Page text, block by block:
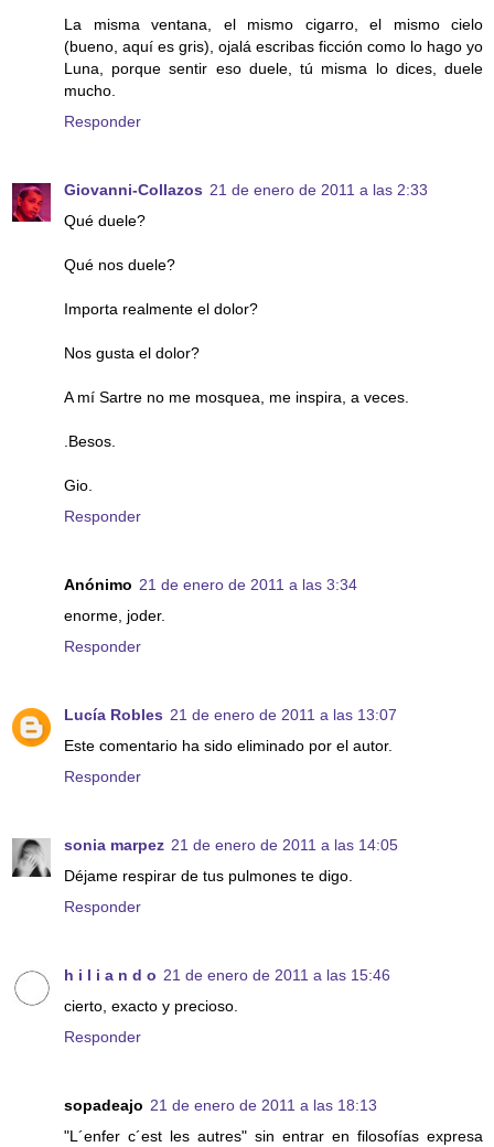
La misma ventana, el mismo cigarro, el mismo cielo
(bueno, aquí es gris), ojalá escribas ficción como lo hago yo
Luna, porque sentir eso duele, tú misma lo dices, duele
mucho.
Responder
Giovanni-Collazos 21 de enero de 2011 a las 2:33
Qué duele?
Qué nos duele?
Importa realmente el dolor?
Nos gusta el dolor?
A mí Sartre no me mosquea, me inspira, a veces.
.Besos.
Gio.
Responder
Anónimo 21 de enero de 2011 a las 3:34
enorme, joder.
Responder
Lucía Robles 21 de enero de 2011 a las 13:07
Este comentario ha sido eliminado por el autor.
Responder
sonia marpez 21 de enero de 2011 a las 14:05
Déjame respirar de tus pulmones te digo.
Responder
h i l i a n d o 21 de enero de 2011 a las 15:46
cierto, exacto y precioso.
Responder
sopadeajo 21 de enero de 2011 a las 18:13
"L´enfer c´est les autres" sin entrar en filosofías expresa